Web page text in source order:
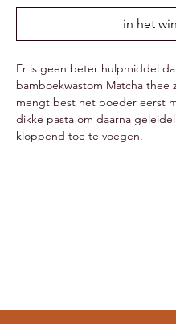
in het
Er is geen beter hulpmiddel
bamboekwastom Matcha thee
mengt best het poeder eerst
dikke pasta om daarna
kloppend toe te voegen.